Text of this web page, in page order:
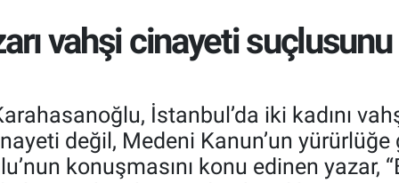
vahşi cinayeti suçlusunu
İstanbul’da iki kadını
değil, Medeni Kanun’un
konuşmasını konu edinen yazar,